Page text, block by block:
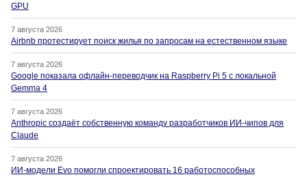
GPU
7 августа 2026
Airbnb протестирует поиск жилья по запросам на естественном языке
7 августа 2026
Google показала офлайн-переводчик на Raspberry Pi 5 с локальной
Gemma 4
7 августа 2026
Anthropic создаёт собственную команду разработчиков ИИ-чипов для
Claude
7 августа 2026
ИИ-модели Evo помогли спроектировать 16 работоспособных